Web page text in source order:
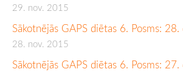
29. nov. 2015
Sākotnējās GAPS diētas 6. Posms: 28.
28. nov. 2015
Sākotnējās GAPS diētas 6. Posms: 27.